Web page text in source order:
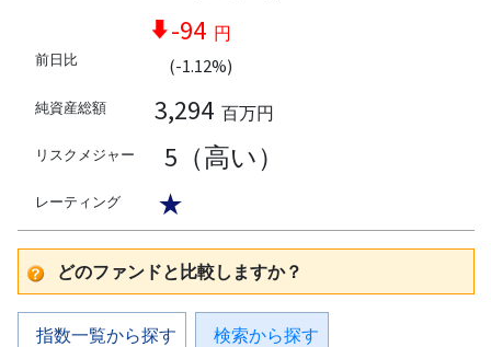
前日比
-94 円
(-1.12%)
純資産総額 3,294 百万円
リスクメジャー 5（高い）
レーティング ★
どのファンドと比較しますか？
指数一覧から探す 検索から探す